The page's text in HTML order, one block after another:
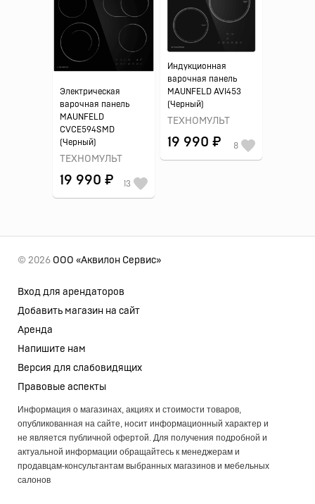
Индукционная
варочная панель
MAUNFELD AVI453
(Черный)
ТЕХНОМУЛЬТ
19 990 ₽ 8
Электрическая
варочная панель
MAUNFELD
CVCE594SMD
(Черный)
ТЕХНОМУЛЬТ
19 990 ₽ 13
© 2026 ООО «Аквилон Сервис»
Вход для арендаторов
Добавить магазин на сайт
Аренда
Напишите нам
Версия для слабовидящих
Правовые аспекты
Информация о магазинах, акциях и стоимости товаров,
опубликованная на сайте, носит информационный характер и
не является публичной офертой. Для получения подробной и
актуальной информации обращайтесь к менеджерам и
продавцам-консультантам выбранных магазинов и мебельных
салонов